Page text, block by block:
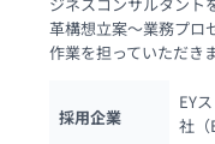
ジネスコンサルタント
革構想立案～業務プロ
作業を担っていただきま
採用企業
EY
社（